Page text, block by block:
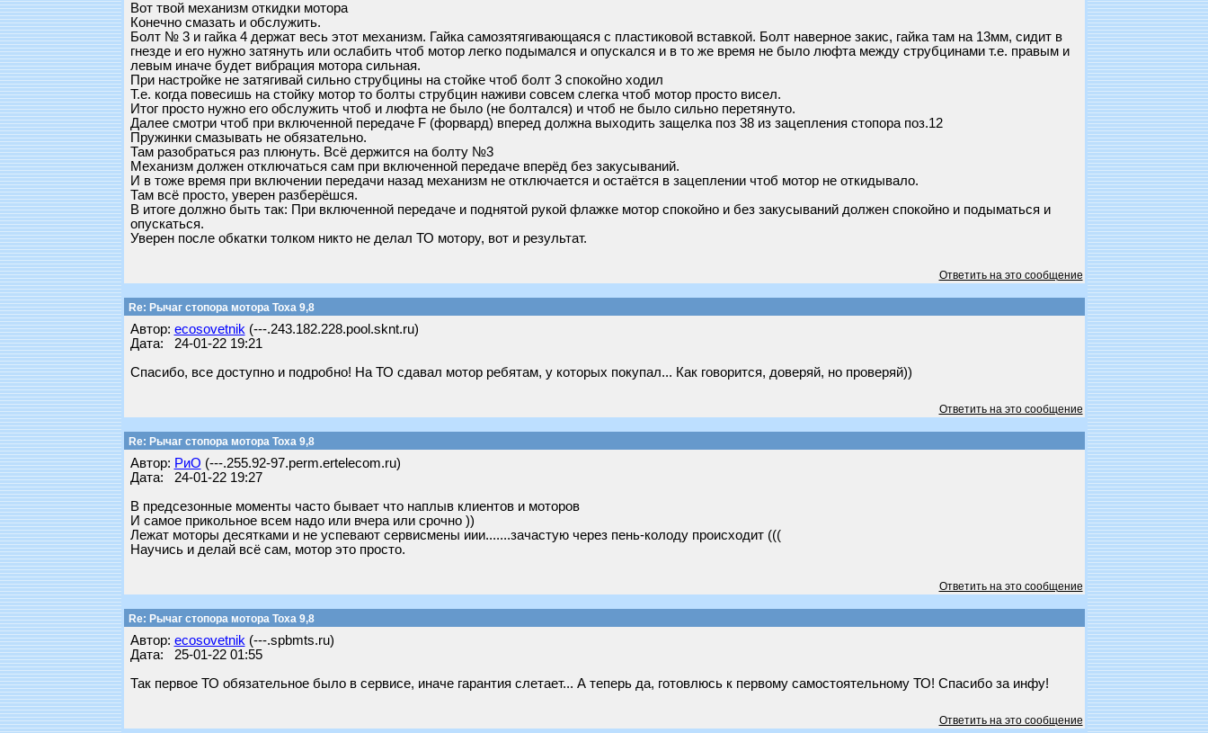
Вот твой механизм откидки мотора
Конечно смазать и обслужить.
Болт № 3 и гайка 4 держат весь этот механизм. Гайка самозятягивающаяся с пластиковой вставкой. Болт наверное закис, гайка там на 13мм, сидит в
гнезде и его нужно затянуть или ослабить чтоб мотор легко подымался и опускался и в то же время не было люфта между струбцинами т.е. правым и
левым иначе будет вибрация мотора сильная.
При настройке не затягивай сильно струбцины на стойке чтоб болт 3 спокойно ходил
Т.е. когда повесишь на стойку мотор то болты струбцин наживи совсем слегка чтоб мотор просто висел.
Итог просто нужно его обслужить чтоб и люфта не было (не болтался) и чтоб не было сильно перетянуто.
Далее смотри чтоб при включенной передаче F (форвард) вперед должна выходить защелка поз 38 из зацепления стопора поз.12
Пружинки смазывать не обязательно.
Там разобраться раз плюнуть. Всё держится на болту №3
Механизм должен отключаться сам при включенной передаче вперёд без закусываний.
И в тоже время при включении передачи назад механизм не отключается и остаётся в зацеплении чтоб мотор не откидывало.
Там всё просто, уверен разберёшся.
В итоге должно быть так: При включенной передаче и поднятой рукой флажке мотор спокойно и без закусываний должен спокойно и подыматься и
опускаться.
Уверен после обкатки толком никто не делал ТО мотору, вот и результат.
Ответить на это сообщение
Re: Рычаг стопора мотора Тоха 9,8
Автор: ecosovetnik (---.243.182.228.pool.sknt.ru)
Дата: 24-01-22 19:21
Спасибо, все доступно и подробно! На ТО сдавал мотор ребятам, у которых покупал... Как говорится, доверяй, но проверяй))
Ответить на это сообщение
Re: Рычаг стопора мотора Тоха 9,8
Автор: РиО (---.255.92-97.perm.ertelecom.ru)
Дата: 24-01-22 19:27
В предсезонные моменты часто бывает что наплыв клиентов и моторов
И самое прикольное всем надо или вчера или срочно ))
Лежат моторы десятками и не успевают сервисмены иии.......зачастую через пень-колоду происходит (((
Научись и делай всё сам, мотор это просто.
Ответить на это сообщение
Re: Рычаг стопора мотора Тоха 9,8
Автор: ecosovetnik (---.spbmts.ru)
Дата: 25-01-22 01:55
Так первое ТО обязательное было в сервисе, иначе гарантия слетает... А теперь да, готовлюсь к первому самостоятельному ТО! Спасибо за инфу!
Ответить на это сообщение